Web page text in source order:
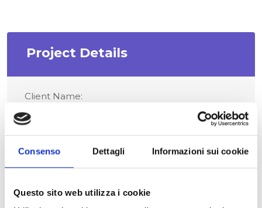
Consenso Dettagli Informazioni sui cookie
Questo sito web utilizza i cookie
Project Details
Client Name:
PSDBOSS Agency
Start Date:
01/01/2022